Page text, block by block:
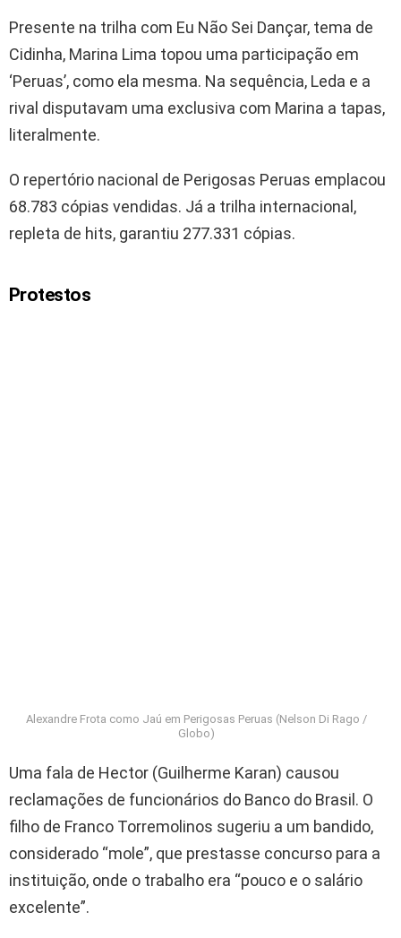
Presente na trilha com Eu Não Sei Dançar, tema de
Cidinha, Marina Lima topou uma participação em
‘Peruas’, como ela mesma. Na sequência, Leda e a
rival disputavam uma exclusiva com Marina a tapas,
literalmente.
O repertório nacional de Perigosas Peruas emplacou
68.783 cópias vendidas. Já a trilha internacional,
repleta de hits, garantiu 277.331 cópias.
Protestos
Alexandre Frota como Jaú em Perigosas Peruas (Nelson Di Rago /
Globo)
Uma fala de Hector (Guilherme Karan) causou
reclamações de funcionários do Banco do Brasil. O
filho de Franco Torremolinos sugeriu a um bandido,
considerado “mole”, que prestasse concurso para a
instituição, onde o trabalho era “pouco e o salário
excelente”.